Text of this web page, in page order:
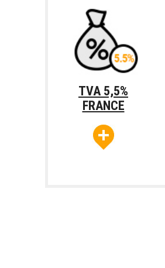
TVA Royaume-Uni
TVA 5,5%
FRANCE